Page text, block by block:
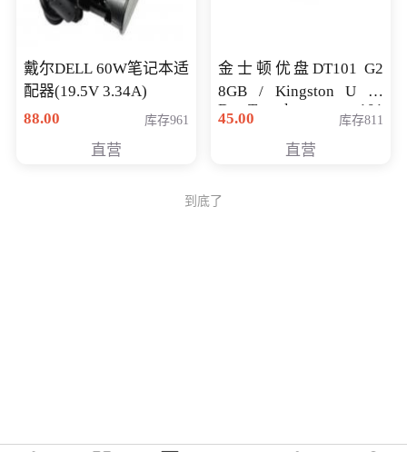
戴尔DELL 60W笔记本适
配器(19.5V 3.34A)
88.00
库存961
直营
金士顿优盘DT101 G2
8GB / Kingston U 盘
DataTraveler 101
Generati
45.00 库存811
直营
到底了